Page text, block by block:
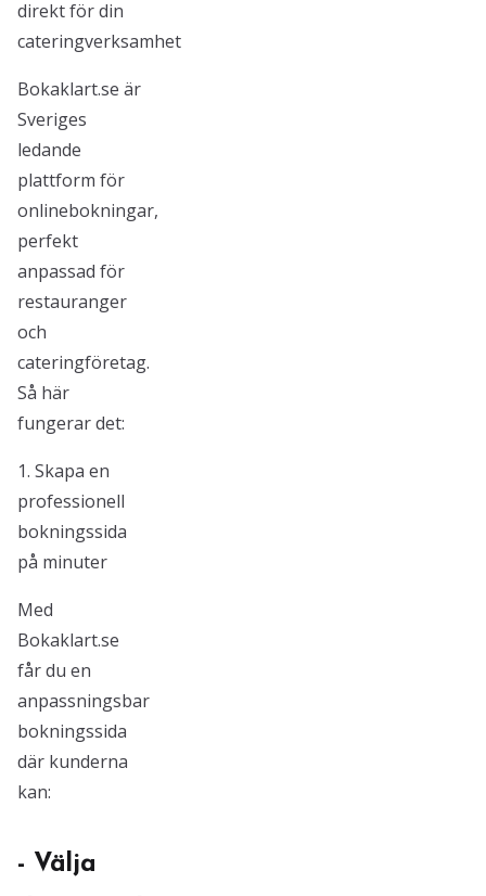
direkt för din
cateringverksamhet
Bokaklart.se är
Sveriges
ledande
plattform för
onlinebokningar,
perfekt
anpassad för
restauranger
och
cateringföretag.
Så här
fungerar det:
1. Skapa en
professionell
bokningssida
på minuter
Med
Bokaklart.se
får du en
anpassningsbar
bokningssida
där kunderna
kan:
- Välja